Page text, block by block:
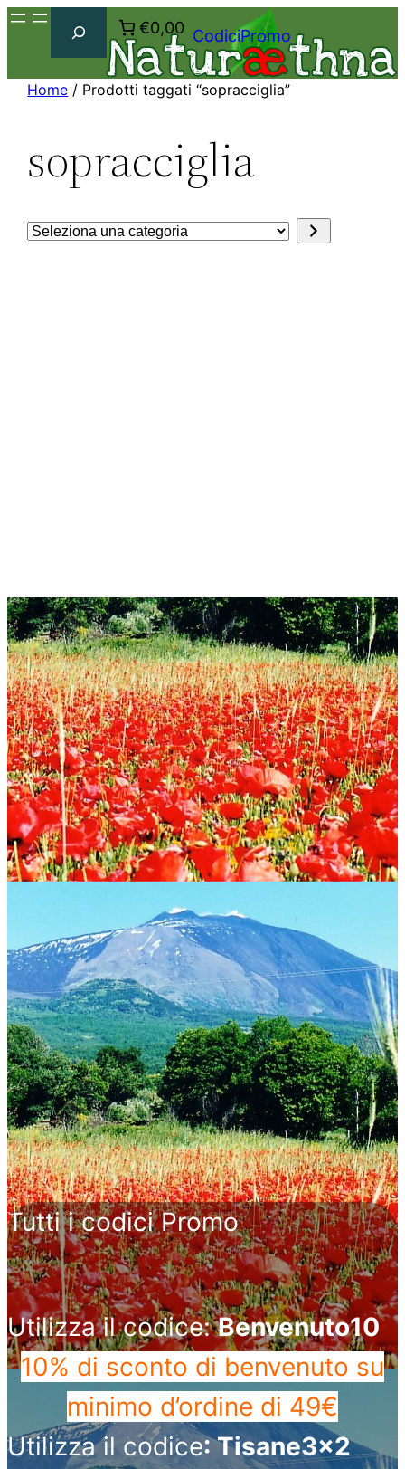
€0,00 CodiciPromo
Home / Prodotti taggati “sopracciglia”
sopracciglia
Seleziona
Tutti i codici Promo
Utilizza il codice:Benvenuto10
10% di sconto di benvenuto su
minimo d’ordine di 49€
Utilizza il codice: Tisane3x2